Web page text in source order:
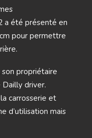
a été présenté en
pour permettre
propriétaire
driver.
carrosserie et
d’utilisation mais